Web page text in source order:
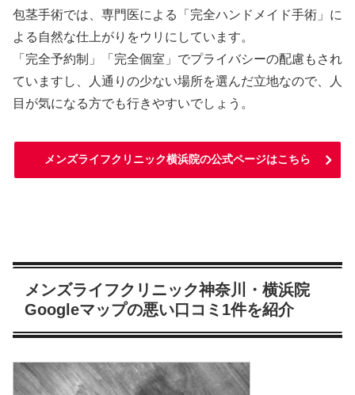
包茎手術では、専門医による「完全ハンドメイド手術」に
よる自然な仕上がりをウリにしています。
「完全予約制」「完全個室」でプライバシーの配慮もされ
ていますし、人通りの少ない場所を選んだ立地なので、人
目が気になる方でも行きやすいでしょう。
メンズライフクリニック横浜院の公式ページはこちら
メンズライフクリニック神奈川・横浜院
Googleマップの悪い口コミ1件を紹介